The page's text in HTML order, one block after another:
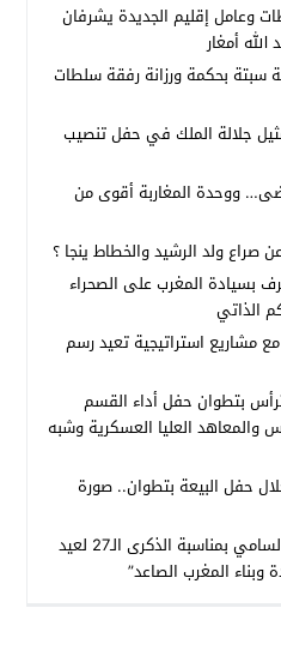
وعامل إقليم الجديدة يشرفان
أمغار
سبتة بحكمة ورزانة رفقة سلطات
جلالة الملك في حفل تنصيب
ووحدة المغاربة أقوى من
ولد الرشيد والخطاط ينجا ؟
بسيادة المغرب على الصحراء
الذاتي
مشاريع استراتيجية تعيد رسم
بتطوان حفل أداء القسم
والمعاهد العليا العسكرية وشبه
حفل البيعة بتطوان.. صورة
قراءة في الخطاب الملكي السامي بمناسبة الذكرى الـ27 لعيد
المغرب الصاعد”